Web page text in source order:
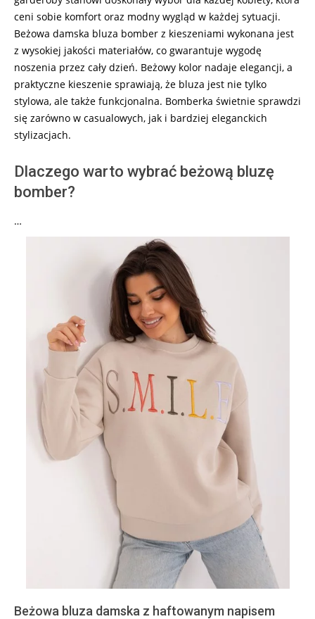
ceni sobie komfort oraz modny wygląd w każdej sytuacji.
Beżowa damska bluza bomber z kieszeniami wykonana jest
z wysokiej jakości materiałów, co gwarantuje wygodę
noszenia przez cały dzień. Beżowy kolor nadaje elegancji, a
praktyczne kieszenie sprawiają, że bluza jest nie tylko
stylowa, ale także funkcjonalna. Bomberka świetnie sprawdzi
się zarówno w casualowych, jak i bardziej eleganckich
stylizacjach.
Dlaczego warto wybrać beżową bluzę
bomber?
…
Beżowa bluza damska z haftowanym napisem